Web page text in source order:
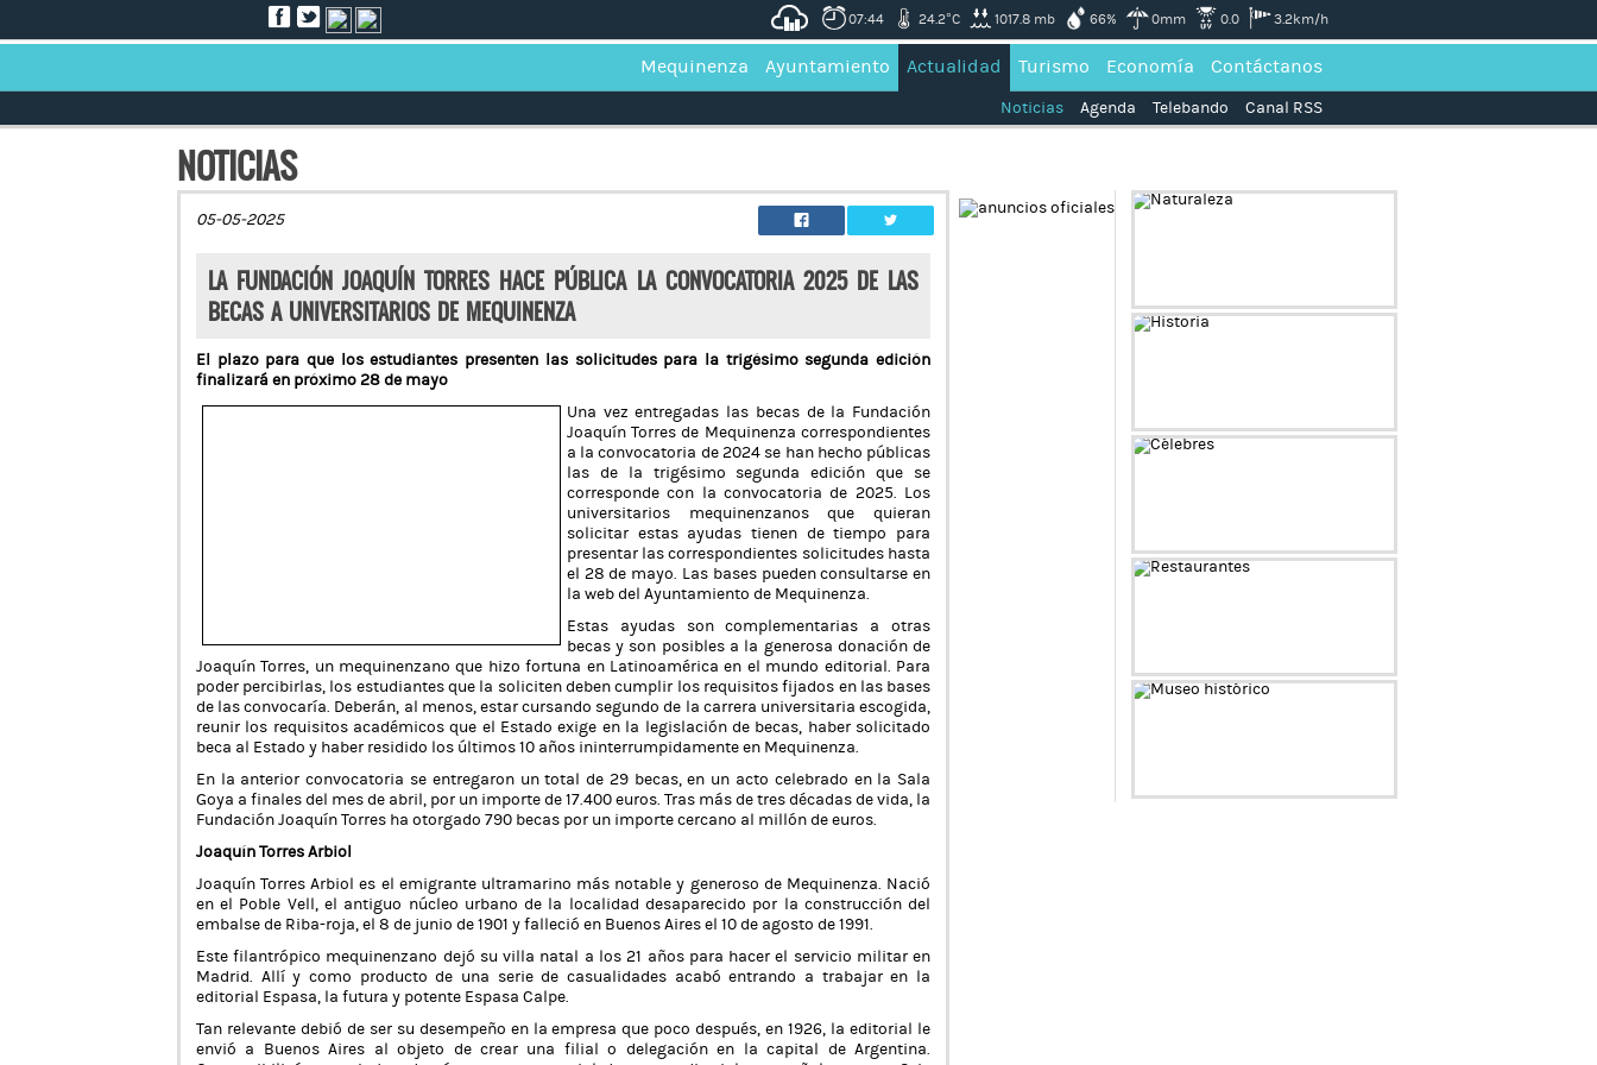
07:44 24.2°C 1017.8 mb 66% 0mm 0.0 3.2km/h
Mequinenza Ayuntamiento Actualidad Turismo Economía Contáctanos
Noticias Agenda Telebando Canal RSS
NOTICIAS
05-05-2025
LA FUNDACIÓN JOAQUÍN TORRES HACE PÚBLICA LA CONVOCATORIA 2025 DE LAS
BECAS A UNIVERSITARIOS DE MEQUINENZA
El plazo para que los estudiantes presenten las solicitudes para la trigésimo segunda edición
finalizará en próximo 28 de mayo
Una vez entregadas las becas de la Fundación
Joaquín Torres de Mequinenza correspondientes
a la convocatoria de 2024 se han hecho públicas
las de la trigésimo segunda edición que se
corresponde con la convocatoria de 2025. Los
universitarios mequinenzanos que quieran
solicitar estas ayudas tienen de tiempo para
presentar las correspondientes solicitudes hasta
el 28 de mayo. Las bases pueden consultarse en
la web del Ayuntamiento de Mequinenza.
Estas ayudas son complementarias a otras
becas y son posibles a la generosa donación de
Joaquín Torres, un mequinenzano que hizo fortuna en Latinoamérica en el mundo editorial. Para
poder percibirlas, los estudiantes que la soliciten deben cumplir los requisitos fijados en las bases
de las convocaría. Deberán, al menos, estar cursando segundo de la carrera universitaria escogida,
reunir los requisitos académicos que el Estado exige en la legislación de becas, haber solicitado
beca al Estado y haber residido los últimos 10 años ininterrumpidamente en Mequinenza.
En la anterior convocatoria se entregaron un total de 29 becas, en un acto celebrado en la Sala
Goya a finales del mes de abril, por un importe de 17.400 euros. Tras más de tres décadas de vida, la
Fundación Joaquín Torres ha otorgado 790 becas por un importe cercano al millón de euros.
Joaquín Torres Arbiol
Joaquín Torres Arbiol es el emigrante ultramarino más notable y generoso de Mequinenza. Nació
en el Poble Vell, el antiguo núcleo urbano de la localidad desaparecido por la construcción del
embalse de Riba-roja, el 8 de junio de 1901 y falleció en Buenos Aires el 10 de agosto de 1991.
Este filantrópico mequinenzano dejó su villa natal a los 21 años para hacer el servicio militar en
Madrid. Allí y como producto de una serie de casualidades acabó entrando a trabajar en la
editorial Espasa, la futura y potente Espasa Calpe.
Tan relevante debió de ser su desempeño en la empresa que poco después, en 1926, la editorial le
envió a Buenos Aires al objeto de crear una filial o delegación en la capital de Argentina.